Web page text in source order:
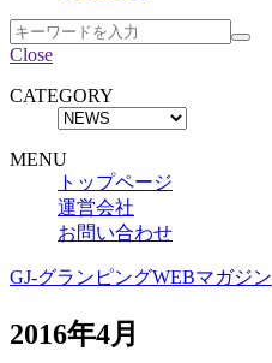
Close
CATEGORY
MENU
トップページ
運営会社
お問い合わせ
GJ-グランピングWEBマガジン
2016年4月